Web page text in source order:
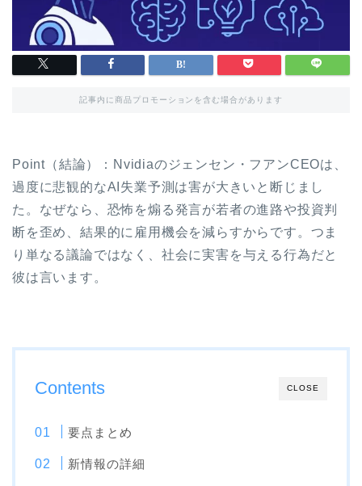
記事内に商品プロモーションを含む場合があります
Point（結論）：Nvidiaのジェンセン・フアンCEOは、
過度に悲観的なAI失業予測は害が大きいと断じまし
た。なぜなら、恐怖を煽る発言が若者の進路や投資判
断を歪め、結果的に雇用機会を減らすからです。つま
り単なる議論ではなく、社会に実害を与える行為だと
彼は言います。
CLOSE
Contents
要点まとめ
新情報の詳細